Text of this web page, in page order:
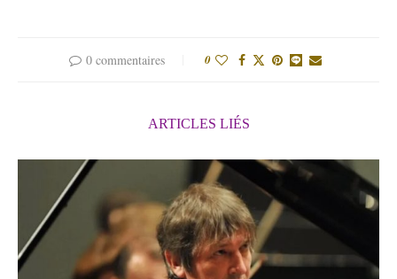
0 commentaires 0
ARTICLES LIÉS